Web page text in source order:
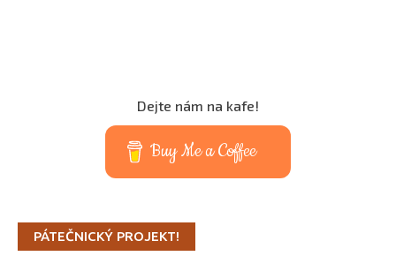
Dejte nám na kafe!
Buy Me a Coffee
PÁTEČNICKÝ PROJEKT!